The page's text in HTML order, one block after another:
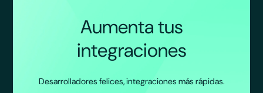
Aumenta tus
integraciones
Desarrolladores felices, integraciones más rápidas.